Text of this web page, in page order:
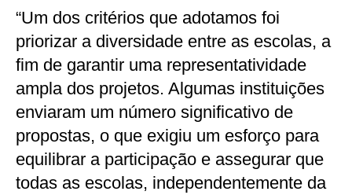
“Um dos critérios que adotamos foi
priorizar a diversidade entre as escolas, a
fim de garantir uma representatividade
ampla dos projetos. Algumas instituições
enviaram um número significativo de
propostas, o que exigiu um esforço para
equilibrar a participação e assegurar que
todas as escolas, independentemente da